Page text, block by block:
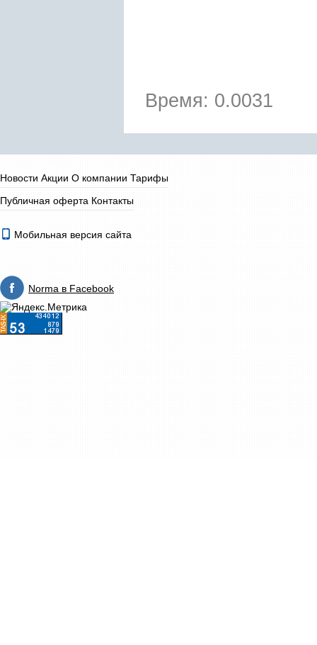
Время: 0.0031
Новости Акции О компании Тарифы
Публичная оферта Контакты
Мобильная версия сайта
Norma в Facebook